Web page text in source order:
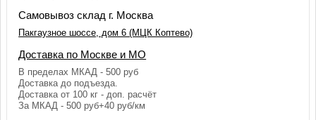
Самовывоз склад г. Москва
Пакгаузное шоссе, дом 6 (МЦК Коптево)
Доставка по Москве и МО
В пределах МКАД - 500 руб
Доставка до подъезда.
Доставка от 100 кг - доп. расчёт
За МКАД - 500 руб+40 руб/км